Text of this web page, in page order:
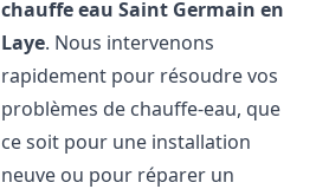
chauffe eau Saint Germain en
Laye. Nous intervenons
rapidement pour résoudre vos
problèmes de chauffe-eau, que
ce soit pour une installation
neuve ou pour réparer un